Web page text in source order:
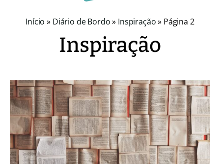
Início » Diário de Bordo» Inspiração» Página 2
Inspiração